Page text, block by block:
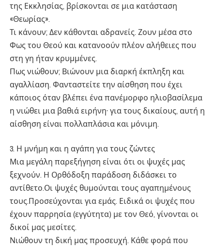
της Εκκλησίας, βρίσκονται σε μια κατάσταση
«Θεωρίας».
Τι κάνουν; Δεν κάθονται αδρανείς. Ζουν μέσα στο
Φως του Θεού και κατανοούν πλέον αλήθειες που
στη γη ήταν κρυμμένες.
Πως νιώθουν; Βιώνουν μια διαρκή έκπληξη και
αγαλλίαση. Φανταστείτε την αίσθηση που έχει
κάποιος όταν βλέπει ένα πανέμορφο ηλιοβασίλεμα
η νιώθει μια βαθιά ειρήνη· για τους δικαίους, αυτή η
αίσθηση είναι πολλαπλάσια και μόνιμη.
3. Η μνήμη και η αγάπη για τους ζώντες
Μια μεγάλη παρεξήγηση είναι ότι οι ψυχές μας
ξεχνούν. Η Ορθόδοξη παράδοση διδάσκει το
αντίθετο.Οι ψυχές θυμούνται τους αγαπημένους
τους.Προσεύχονται για εμάς. Ειδικά οι ψυχές που
έχουν παρρησία (εγγύτητα) με τον Θεό, γίνονται οι
δικοί μας μεσίτες.
Νιώθουν τη δική μας προσευχή. Κάθε φορά που